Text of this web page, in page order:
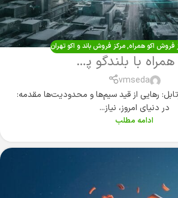
فروش اکو همراه,مرکز فروش باند و اکو تهران
اکو همراه با بلندگو پرتابل
vmseda
رهایی از قید سیم‌ها و محدودیت‌ها مقدمه:
در دنیای امروز، نیاز...
ادامه مطلب